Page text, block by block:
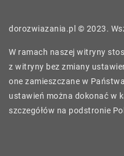
dorozwiazania.pl © 2023.
W ramach naszej witryny
z witryny bez zmiany
one zamieszczane w
ustawień można dokonać w
szczegółów na podstronie